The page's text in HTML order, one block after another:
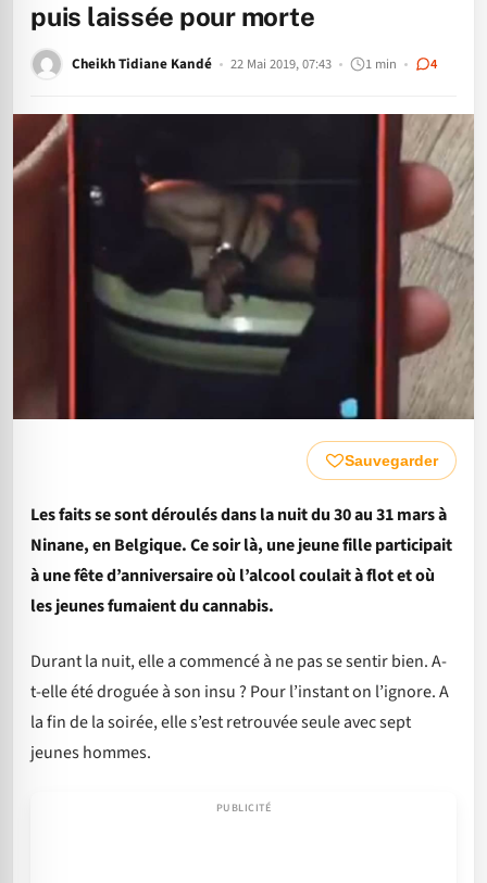
puis laissée pour morte
Cheikh Tidiane Kandé 22 Mai 2019, 07:43 1 min 4
Sauvegarder
Les faits se sont déroulés dans la nuit du 30 au 31 mars à
Ninane, en Belgique. Ce soir là, une jeune fille participait
à une fête d’anniversaire où l’alcool coulait à flot et où
les jeunes fumaient du cannabis.
Durant la nuit, elle a commencé à ne pas se sentir bien. A-
t-elle été droguée à son insu ? Pour l’instant on l’ignore. A
la fin de la soirée, elle s’est retrouvée seule avec sept
jeunes hommes.